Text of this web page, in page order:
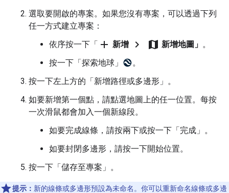
選取要開啟的專案。如果您沒有專案，可以透過下列
任一方式建立專案：
依序按一下「 add 新增 chevron_right map 新增地圖」 。
按一下「探索地球」
。
按一下左上方的「新增路徑或多邊形」 。
如要新增第一個點，請點選地圖上的任一位置。每按
一次滑鼠都會加入一個新線段。
如要完成線條，請按兩下或按一下「完成」 。
如要封閉多邊形，請按一下開始位置。
按一下「儲存至專案」 。
提示： 新的線條或多邊形預設為未命名。你可以重新命名線條或多邊